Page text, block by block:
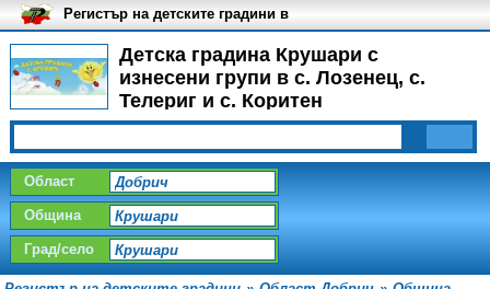
Детска градина Крушари с
изнесени групи в с. Лозенец, с.
Телериг и с. Коритен
Регистър на детските градини в
България
Област
Община
Град/село